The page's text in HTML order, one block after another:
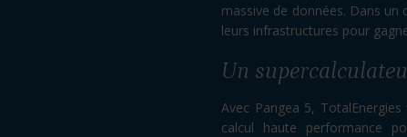
massive de données. Dans un
leurs infrastructures pour
Un
Avec Pangea 5,
calcul haute performance